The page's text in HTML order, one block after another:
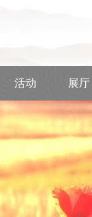
活动 展厅